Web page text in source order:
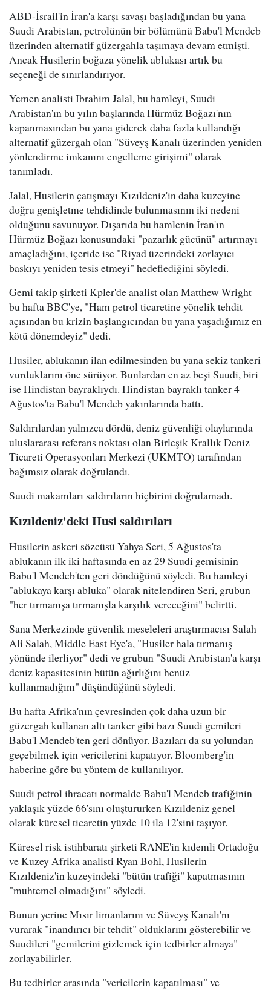
ABD-İsrail'in İran'a karşı savaşı başladığından bu yana
Suudi Arabistan, petrolünün bir bölümünü Babu'l Mendeb
üzerinden alternatif güzergahla taşımaya devam etmişti.
Ancak Husilerin boğaza yönelik ablukası artık bu
seçeneği de sınırlandırıyor.
Yemen analisti Ibrahim Jalal, bu hamleyi, Suudi
Arabistan'ın bu yılın başlarında Hürmüz Boğazı'nın
kapanmasından bu yana giderek daha fazla kullandığı
alternatif güzergah olan "Süveyş Kanalı üzerinden yeniden
yönlendirme imkanını engelleme girişimi" olarak
tanımladı.
Jalal, Husilerin çatışmayı Kızıldeniz'in daha kuzeyine
doğru genişletme tehdidinde bulunmasının iki nedeni
olduğunu savunuyor. Dışarıda bu hamlenin İran'ın
Hürmüz Boğazı konusundaki "pazarlık gücünü" artırmayı
amaçladığını, içeride ise "Riyad üzerindeki zorlayıcı
baskıyı yeniden tesis etmeyi" hedeflediğini söyledi.
Gemi takip şirketi Kpler'de analist olan Matthew Wright
bu hafta BBC'ye, "Ham petrol ticaretine yönelik tehdit
açısından bu krizin başlangıcından bu yana yaşadığımız en
kötü dönemdeyiz" dedi.
Husiler, ablukanın ilan edilmesinden bu yana sekiz tankeri
vurduklarını öne sürüyor. Bunlardan en az beşi Suudi, biri
ise Hindistan bayraklıydı. Hindistan bayraklı tanker 4
Ağustos'ta Babu'l Mendeb yakınlarında battı.
Saldırılardan yalnızca dördü, deniz güvenliği olaylarında
uluslararası referans noktası olan Birleşik Krallık Deniz
Ticareti Operasyonları Merkezi (UKMTO) tarafından
bağımsız olarak doğrulandı.
Suudi makamları saldırıların hiçbirini doğrulamadı.
Kızıldeniz'deki Husi saldırıları
Husilerin askeri sözcüsü Yahya Seri, 5 Ağustos'ta
ablukanın ilk iki haftasında en az 29 Suudi gemisinin
Babu'l Mendeb'ten geri döndüğünü söyledi. Bu hamleyi
"ablukaya karşı abluka" olarak nitelendiren Seri, grubun
"her tırmanışa tırmanışla karşılık vereceğini" belirtti.
Sana Merkezinde güvenlik meseleleri araştırmacısı Salah
Ali Salah, Middle East Eye'a, "Husiler hala tırmanış
yönünde ilerliyor" dedi ve grubun "Suudi Arabistan'a karşı
deniz kapasitesinin bütün ağırlığını henüz
kullanmadığını" düşündüğünü söyledi.
Bu hafta Afrika'nın çevresinden çok daha uzun bir
güzergah kullanan altı tanker gibi bazı Suudi gemileri
Babu'l Mendeb'ten geri dönüyor. Bazıları da su yolundan
geçebilmek için vericilerini kapatıyor. Bloomberg'in
haberine göre bu yöntem de kullanılıyor.
Suudi petrol ihracatı normalde Babu'l Mendeb trafiğinin
yaklaşık yüzde 66'sını oluştururken Kızıldeniz genel
olarak küresel ticaretin yüzde 10 ila 12'sini taşıyor.
Küresel risk istihbaratı şirketi RANE'in kıdemli Ortadoğu
ve Kuzey Afrika analisti Ryan Bohl, Husilerin
Kızıldeniz'in kuzeyindeki "bütün trafiği" kapatmasının
"muhtemel olmadığını" söyledi.
Bunun yerine Mısır limanlarını ve Süveyş Kanalı'nı
vurarak "inandırıcı bir tehdit" olduklarını gösterebilir ve
Suudileri "gemilerini gizlemek için tedbirler almaya"
zorlayabilirler.
Bu tedbirler arasında "vericilerin kapatılması" ve